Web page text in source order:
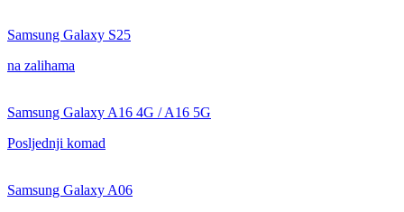
Samsung Galaxy S25
na zalihama
Samsung Galaxy A16 4G / A16 5G
Posljednji komad
Samsung Galaxy A06